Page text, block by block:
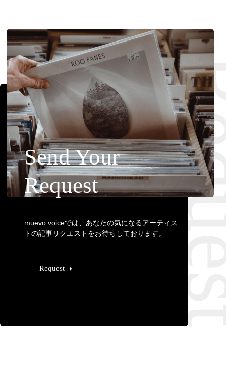
Send Your
Request
muevo voiceでは、あなたの気になるアーティス
トの記事リクエストをお待ちしております。
Request